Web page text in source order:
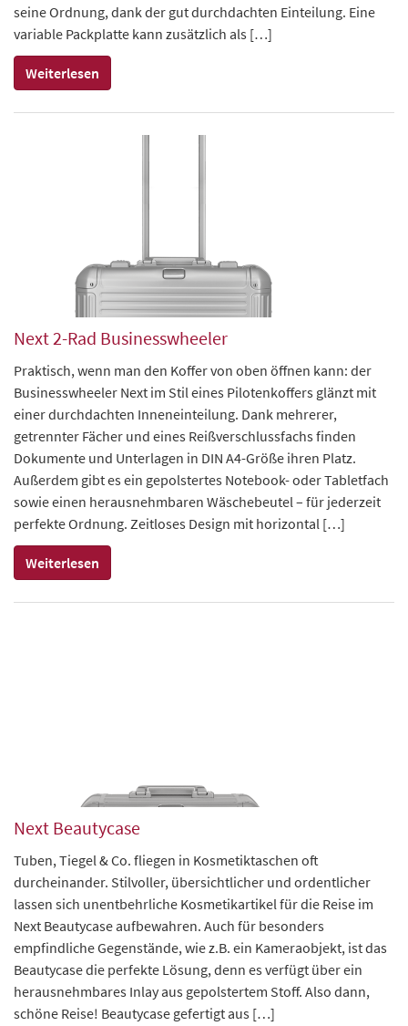
seine Ordnung, dank der gut durchdachten Einteilung. Eine
variable Packplatte kann zusätzlich als […]
Weiterlesen
Next 2-Rad Businesswheeler
Praktisch, wenn man den Koffer von oben öffnen kann: der
Businesswheeler Next im Stil eines Pilotenkoffers glänzt mit
einer durchdachten Inneneinteilung. Dank mehrerer,
getrennter Fächer und eines Reißverschlussfachs finden
Dokumente und Unterlagen in DIN A4-Größe ihren Platz.
Außerdem gibt es ein gepolstertes Notebook- oder Tabletfach
sowie einen herausnehmbaren Wäschebeutel – für jederzeit
perfekte Ordnung. Zeitloses Design mit horizontal […]
Weiterlesen
Next Beautycase
Tuben, Tiegel & Co. fliegen in Kosmetiktaschen oft
durcheinander. Stilvoller, übersichtlicher und ordentlicher
lassen sich unentbehrliche Kosmetikartikel für die Reise im
Next Beautycase aufbewahren. Auch für besonders
empfindliche Gegenstände, wie z.B. ein Kameraobjekt, ist das
Beautycase die perfekte Lösung, denn es verfügt über ein
herausnehmbares Inlay aus gepolstertem Stoff. Also dann,
schöne Reise! Beautycase gefertigt aus […]